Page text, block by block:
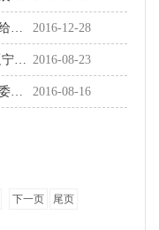
辽宁省人民政府关于推进服务业供给侧结构性改革的实施意见 2016-12-28
省发展改革委 省教育厅关于印发辽宁省“十三五”高校人才培养规划的通知 2016-08-23
国务院办公厅转发财政部发展改革委人民银行关于在公共服务领域推广政府和社会资本合作模式指导意见的通知 2016-08-16
下一页 尾页